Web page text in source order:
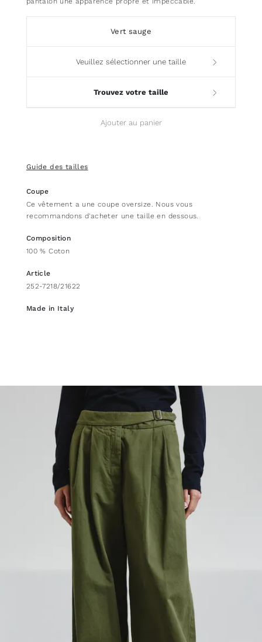
Vert sauge
Veuillez sélectionner une taille
Trouvez votre taille
Ajouter au panier
Guide des tailles
Coupe
Ce vêtement a une coupe oversize. Nous vous
recommandons d'acheter une taille en dessous.
Composition
100 % Coton
Article
252-7218/21622
Made in Italy